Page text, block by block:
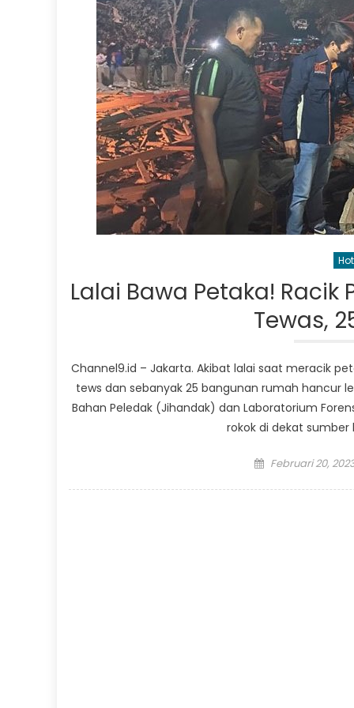
Lalai Bawa Petaka!
Tewas,
Channel9.id – Jakarta. Akibat lalai saat meracik
tews dan sebanyak 25 bangunan rumah hancur
Bahan Peledak (Jihandak) dan Laboratorium
rokok di dekat
Posted
Februari 20,